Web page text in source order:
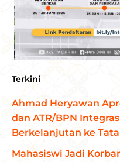
Terkini
Ahmad Heryawan
dan ATR/BPN
Berkelanjutan ke
Mahasiswi Jadi